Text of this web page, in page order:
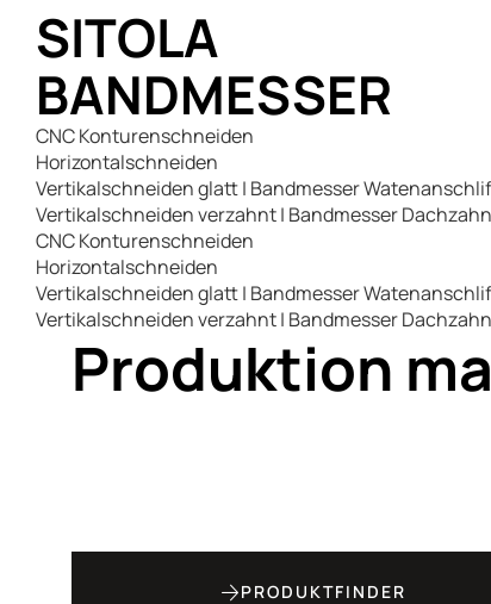
SITOLA
BANDMESSER
CNC Konturenschneiden
Horizontalschneiden
Vertikalschneiden glatt | Bandmesser
Vertikalschneiden verzahnt | Bandmesser
CNC Konturenschneiden
Horizontalschneiden
Vertikalschneiden glatt | Bandmesser
Vertikalschneiden verzahnt | Bandmesser
Produktion
PRODUKTFINDER